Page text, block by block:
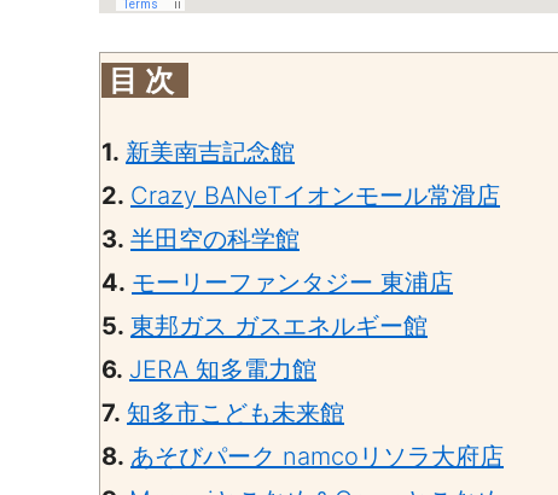
目 次
1. 新美南吉記念館
2. Crazy BANeTイオンモール常滑店
3. 半田空の科学館
4. モーリーファンタジー 東浦店
5. 東邦ガス ガスエネルギー館
6. JERA 知多電力館
7. 知多市こども未来館
8. あそびパーク namcoリソラ大府店